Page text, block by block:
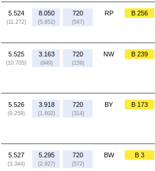
5.524
(11.272)
8.050
(5.652)
720
(547)
RP B 256
5.525
(10.705)
3.163
(949)
720
(159)
NW B 239
5.526
(9.259)
3.918
(1.602)
720
(314)
BY B 173
5.527
(3.344)
5.295
(2.927)
720
(572)
BW B 3